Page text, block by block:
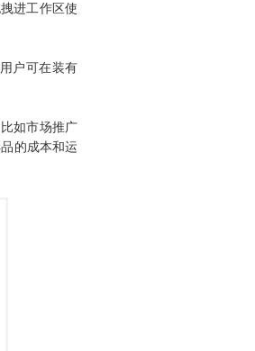
进工作区使
户可在装有
如市场推广
的成本和运